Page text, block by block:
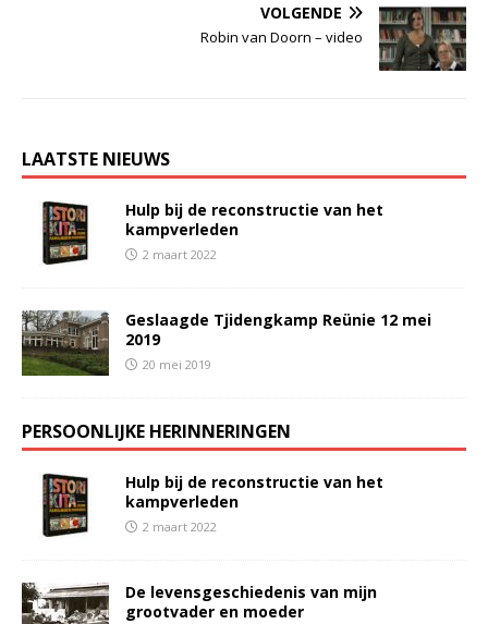
VOLGENDE
Robin van Doorn – video
LAATSTE NIEUWS
Hulp bij de reconstructie van het
kampverleden
2 maart 2022
Geslaagde Tjidengkamp Reünie 12 mei
2019
20 mei 2019
PERSOONLIJKE HERINNERINGEN
Hulp bij de reconstructie van het
kampverleden
2 maart 2022
De levensgeschiedenis van mijn
grootvader en moeder